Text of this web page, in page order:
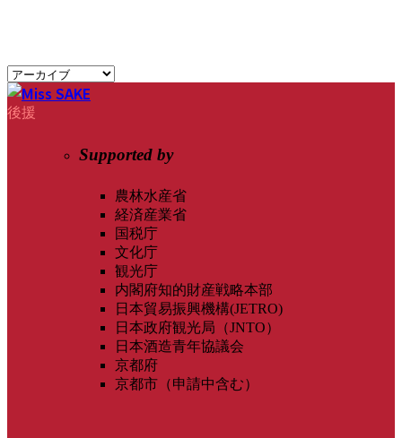
後援
Supported by
農林水産省
経済産業省
国税庁
文化庁
観光庁
内閣府知的財産戦略本部
日本貿易振興機構(JETRO)
日本政府観光局（JNTO）
日本酒造青年協議会
京都府
京都市（申請中含む）